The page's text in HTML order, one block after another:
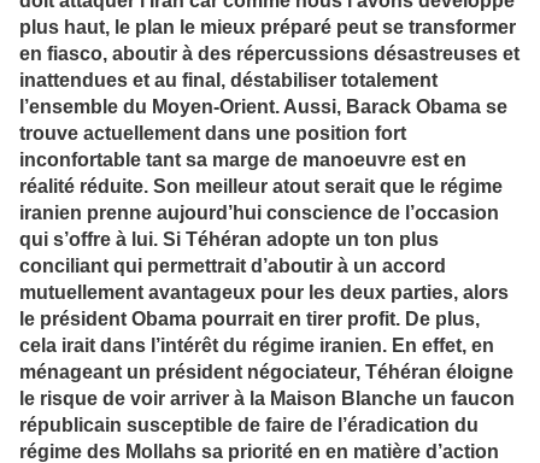
plus haut, le plan le mieux préparé peut se transformer
en fiasco, aboutir à des répercussions désastreuses et
inattendues et au final, déstabiliser totalement
l’ensemble du Moyen-Orient. Aussi, Barack Obama se
trouve actuellement dans une position fort
inconfortable tant sa marge de manoeuvre est en
réalité réduite. Son meilleur atout serait que le régime
iranien prenne aujourd’hui conscience de l’occasion
qui s’offre à lui. Si Téhéran adopte un ton plus
conciliant qui permettrait d’aboutir à un accord
mutuellement avantageux pour les deux parties, alors
le président Obama pourrait en tirer profit. De plus,
cela irait dans l’intérêt du régime iranien. En effet, en
ménageant un président négociateur, Téhéran éloigne
le risque de voir arriver à la Maison Blanche un faucon
républicain susceptible de faire de l’éradication du
régime des Mollahs sa priorité en en matière d’action